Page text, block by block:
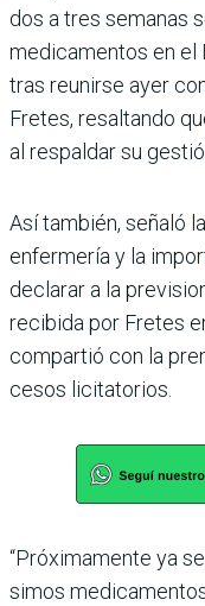
dos a tres semanas
medicamentos en el
tras reunirse ayer
Fretes, resaltando
al respaldar su
Así también, señaló
enfer­mería y la
declarar a la
recibida por Fre­tes
compartió con la
cesos licitatorios.
“Próximamente ya
simos